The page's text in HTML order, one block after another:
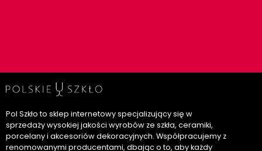
Pol Szkło to sklep internetowy specjalizujący się w
sprzedaży wysokiej jakości wyrobów ze szkła, ceramiki,
porcelany i akcesoriów dekoracyjnych. Współpracujemy z
renomowanymi producentami, dbając o to, aby każdy